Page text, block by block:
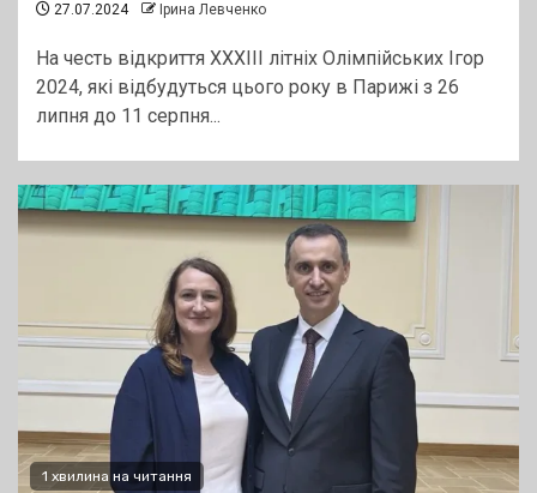
27.07.2024 Ірина Левченко
На честь відкриття XXXIII літніх Олімпійських Ігор
2024, які відбудуться цього року в Парижі з 26
липня до 11 серпня...
1 хвилина на читання